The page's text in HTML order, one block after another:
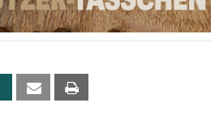
Xing Email